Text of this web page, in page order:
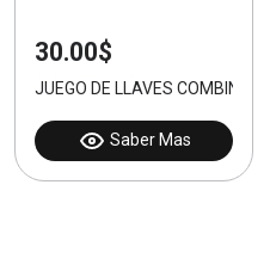
30.00$
JUEGO DE LLAVES
Saber Mas